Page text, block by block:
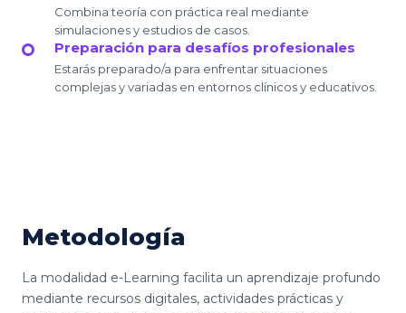
Combina teoría con práctica real mediante
simulaciones y estudios de casos.
Preparación para desafíos profesionales
Estarás preparado/a para enfrentar situaciones
complejas y variadas en entornos clínicos y educativos.
Metodología
La modalidad e-Learning facilita un aprendizaje profundo
mediante recursos digitales, actividades prácticas y